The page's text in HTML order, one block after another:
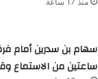
سهام بن سدرين أمام
ساعتين من الاستماع